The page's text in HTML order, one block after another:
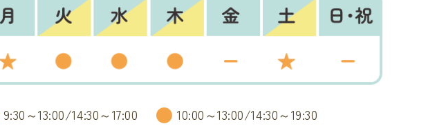
9:30～13:00/14:30～17:00 ● 10:00～13:00/14:30～19:30